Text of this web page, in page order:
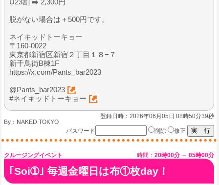
U23割 ➡️ 2,300円
脱がない場合は＋500円です。
ネイキッドトーキョー
〒160-0022
東京都新宿区新宿２丁目１８−７
新千鳥街B棟1F
https://x.com/Pants_bar2023
@Pants_bar2023
#ネイキッドトーキョー
登録日時：2026年06月05日 08時50分39秒
By： NAKED TOKYO
パスワード
削除 修正
クルージングイベント 時間： 20時00分 ～ 05時00分
｢Soi➀｣ 毎週金曜日は布①枚day！